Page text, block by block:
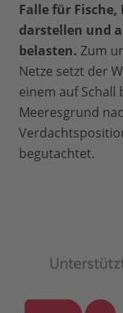
Falle für Fische,
darstellen und
belasten. Zum
Netze setzt der
einem auf
Meeresgrund
begutachtet.